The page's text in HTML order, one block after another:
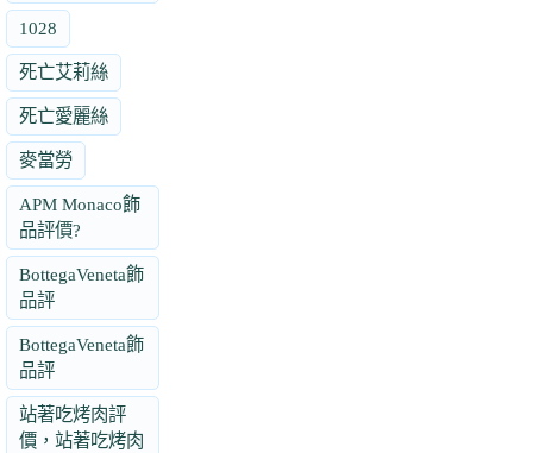
1028
死亡艾莉絲
死亡愛麗絲
麥當勞
APM Monaco飾
品評價?
BottegaVeneta飾
品評
BottegaVeneta飾
品評
站著吃烤肉評
價，站著吃烤肉